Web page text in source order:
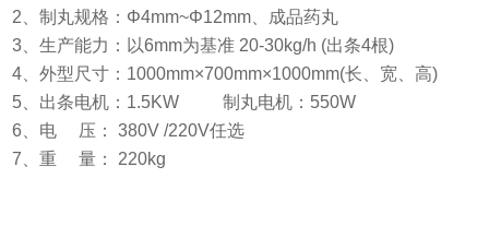
2、制丸规格：Φ4mm~Φ12mm、成品药丸
3、生产能力：以6mm为基准 20-30kg/h (出条4根)
4、外型尺寸：1000mm×700mm×1000mm(长、宽、高)
5、出条电机：1.5KW 制丸电机：550W
6、电 压： 380V /220V任选
7、重 量： 220kg